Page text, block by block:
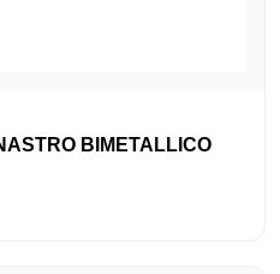
BIMETALLICO